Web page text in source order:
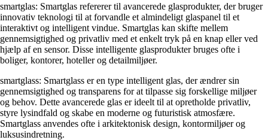
smartglas: Smartglas refererer til avancerede glasprodukter, der bruger
innovativ teknologi til at forvandle et almindeligt glaspanel til et
interaktivt og intelligent vindue. Smartglas kan skifte mellem
gennemsigtighed og privatliv med et enkelt tryk på en knap eller ved
hjælp af en sensor. Disse intelligente glasprodukter bruges ofte i
boliger, kontorer, hoteller og detailmiljøer.
smartglass: Smartglass er en type intelligent glas, der ændrer sin
gennemsigtighed og transparens for at tilpasse sig forskellige miljøer
og behov. Dette avancerede glas er ideelt til at opretholde privatliv,
styre lysindfald og skabe en moderne og futuristisk atmosfære.
Smartglass anvendes ofte i arkitektonisk design, kontormiljøer og
luksusindretning.